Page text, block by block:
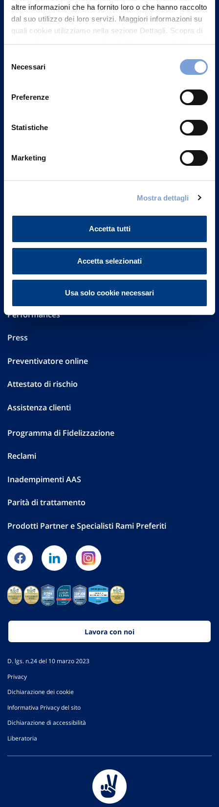
altre informazioni che ha fornito loro o che hanno raccolto
dal suo utilizzo dei loro servizi. Maggiori informazioni su
quali cookie utilizziamo nella sezione Dettagli. Scopra di
più su chi siamo, come può contattarci e come trattiamo i
può trovare nel footer del sito nella sezione "Informativa
delNecessari
Preferenze
Statistiche
Marketing
Mostra dettagli
Accetta tutti
Accetta selezionati
Usa solo cookie necessari
20149 Milano
Governance
Investor Relations
Performances
Press
Preventivatore online
Attestato di rischio
Assistenza clienti
Programma di Fidelizzazione
Reclami
Inadempimenti AAS
Parità di trattamento
Prodotti Partner e Specialisti Rami Preferiti
Lavora con noi
D. lgs. n.24 del 10 marzo 2023
Privacy
Dichiarazione dei cookie
Informativa Privacy del sito
Dichiarazione di accessibilità
Liberatoria